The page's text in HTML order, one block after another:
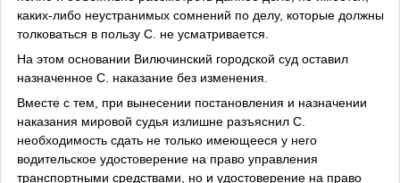
каких-либо неустранимых сомнений по делу, которые должны
толковаться в пользу С. не усматривается.
На этом основании Вилючинский городской суд оставил
назначенное С. наказание без изменения.
Вместе с тем, при вынесении постановления и назначении
наказания мировой судья излишне разъяснил С.
необходимость сдать не только имеющееся у него
водительское удостоверение на право управления
транспортными средствами, но и удостоверение на право